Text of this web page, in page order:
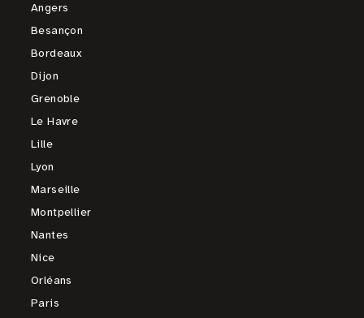
Angers
Besançon
Bordeaux
Dijon
Grenoble
Le Havre
Lille
Lyon
Marseille
Montpellier
Nantes
Nice
Orléans
Paris